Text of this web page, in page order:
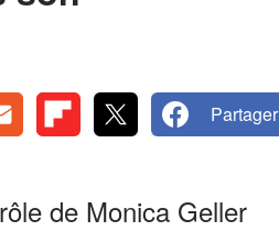
Partager
de Monica Geller